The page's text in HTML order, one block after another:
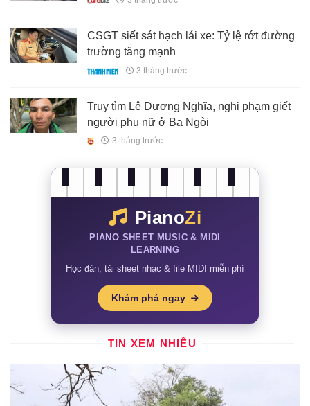
CSGT siết sát hạch lái xe: Tỷ lệ rớt đường
trường tăng mạnh
3 tháng trước
Truy tìm Lê Dương Nghĩa, nghi phạm giết
người phụ nữ ở Ba Ngòi
3 tháng trước
PianoZi
PIANO SHEET MUSIC & MIDI
LEARNING
Học đàn, tải sheet nhạc & file MIDI miễn phí
Khám phá ngay
TIN XEM NHIỀU